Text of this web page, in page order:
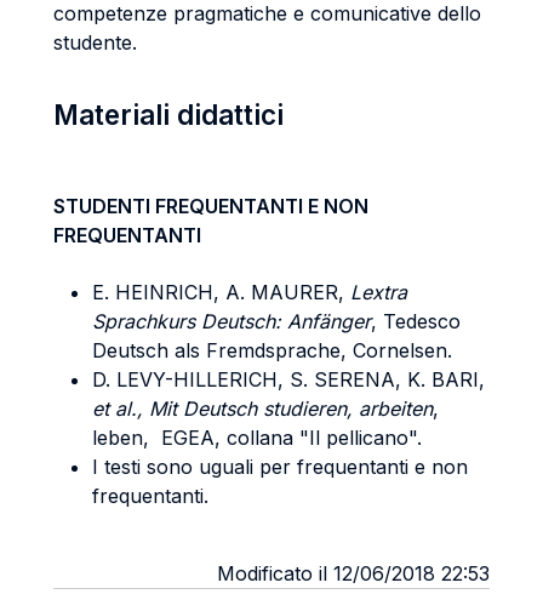
competenze pragmatiche e comunicative dello
studente.
Materiali didattici
STUDENTI FREQUENTANTI E NON
FREQUENTANTI
E. HEINRICH, A. MAURER, Lextra
Sprachkurs Deutsch: Anfänger, Tedesco
Deutsch als Fremdsprache, Cornelsen.
D. LEVY-HILLERICH, S. SERENA, K. BARI,
et al., Mit Deutsch studieren, arbeiten,
leben, EGEA, collana "Il pellicano".
I testi sono uguali per frequentanti e non
frequentanti.
Modificato il 12/06/2018 22:53